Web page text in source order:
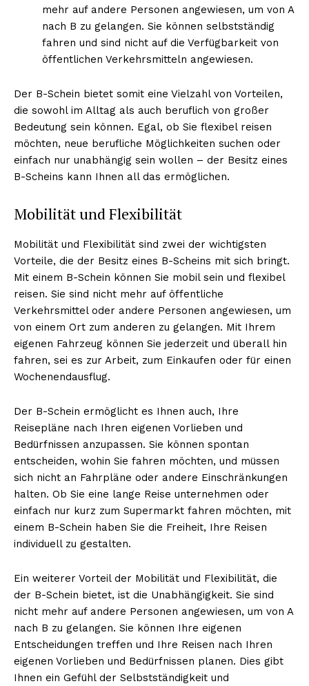
mehr auf andere Personen angewiesen, um von A
nach B zu gelangen. Sie können selbstständig
fahren und sind nicht auf die Verfügbarkeit von
öffentlichen Verkehrsmitteln angewiesen.
Der B-Schein bietet somit eine Vielzahl von Vorteilen,
die sowohl im Alltag als auch beruflich von großer
Bedeutung sein können. Egal, ob Sie flexibel reisen
möchten, neue berufliche Möglichkeiten suchen oder
einfach nur unabhängig sein wollen – der Besitz eines
B-Scheins kann Ihnen all das ermöglichen.
Mobilität und Flexibilität
Mobilität und Flexibilität sind zwei der wichtigsten
Vorteile, die der Besitz eines B-Scheins mit sich bringt.
Mit einem B-Schein können Sie mobil sein und flexibel
reisen. Sie sind nicht mehr auf öffentliche
Verkehrsmittel oder andere Personen angewiesen, um
von einem Ort zum anderen zu gelangen. Mit Ihrem
eigenen Fahrzeug können Sie jederzeit und überall hin
fahren, sei es zur Arbeit, zum Einkaufen oder für einen
Wochenendausflug.
Der B-Schein ermöglicht es Ihnen auch, Ihre
Reisepläne nach Ihren eigenen Vorlieben und
Bedürfnissen anzupassen. Sie können spontan
entscheiden, wohin Sie fahren möchten, und müssen
sich nicht an Fahrpläne oder andere Einschränkungen
halten. Ob Sie eine lange Reise unternehmen oder
einfach nur kurz zum Supermarkt fahren möchten, mit
einem B-Schein haben Sie die Freiheit, Ihre Reisen
individuell zu gestalten.
Ein weiterer Vorteil der Mobilität und Flexibilität, die
der B-Schein bietet, ist die Unabhängigkeit. Sie sind
nicht mehr auf andere Personen angewiesen, um von A
nach B zu gelangen. Sie können Ihre eigenen
Entscheidungen treffen und Ihre Reisen nach Ihren
eigenen Vorlieben und Bedürfnissen planen. Dies gibt
Ihnen ein Gefühl der Selbstständigkeit und